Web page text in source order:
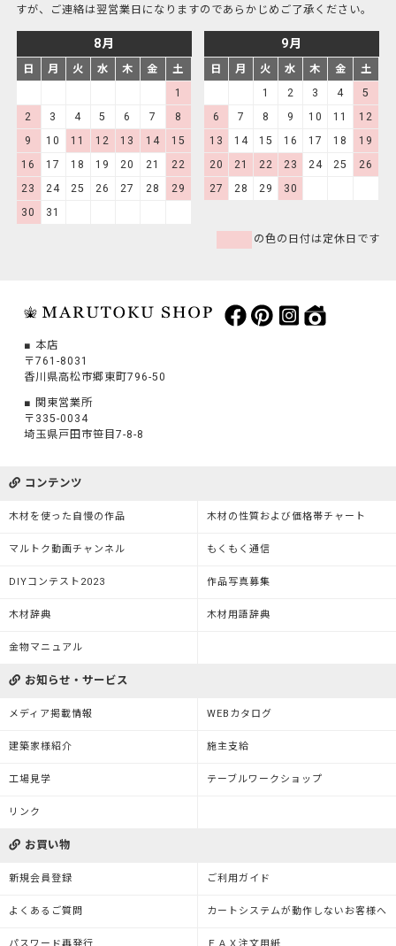
すが、ご連絡は翌営業日になりますのであらかじめご了承ください。
8月
日 月 火 水 木 金
土
1
2
3 4 5 6 7
8
9
10 11 12 13 14
15
16
17 18 19 20 21
22
23
24 25 26 27 28
29
30
31
9月
日 月 火 水 木 金
土
1
2 3 4
5
6
7 8 9 10 11
12
13
14 15 16 17 18
19
20
21 22 23 24 25
26
27
28 29 30
の色の日付は定休日です
本店
〒761-8031
香川県高松市郷東町796-50
関東営業所
〒335-0034
埼玉県戸田市笹目7-8-8
コンテンツ
木材を使った自慢の作品 木材の性質および価格帯チャート
マルトク動画チャンネル もくもく通信
DIYコンテスト2023 作品写真募集
木材辞典 木材用語辞典
金物マニュアル
お知らせ・サービス
メディア掲載情報 WEBカタログ
建築家様紹介 施主支給
工場見学 テーブルワークショップ
リンク
お買い物
新規会員登録 ご利用ガイド
よくあるご質問 カートシステムが動作しないお客様へ